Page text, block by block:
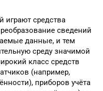
играют средства
сведений
данные, и тем
среду значимой
класс средств
(например,
приборов учёта